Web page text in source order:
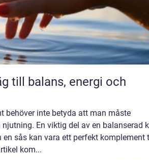
behöver inte betyda att man måste
En viktig del av en balanserad
sås kan vara ett perfekt komplement
kom...